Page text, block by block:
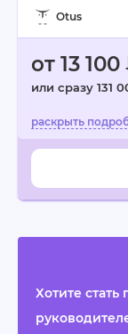
Otus
от 13
или сразу 131
Хотите